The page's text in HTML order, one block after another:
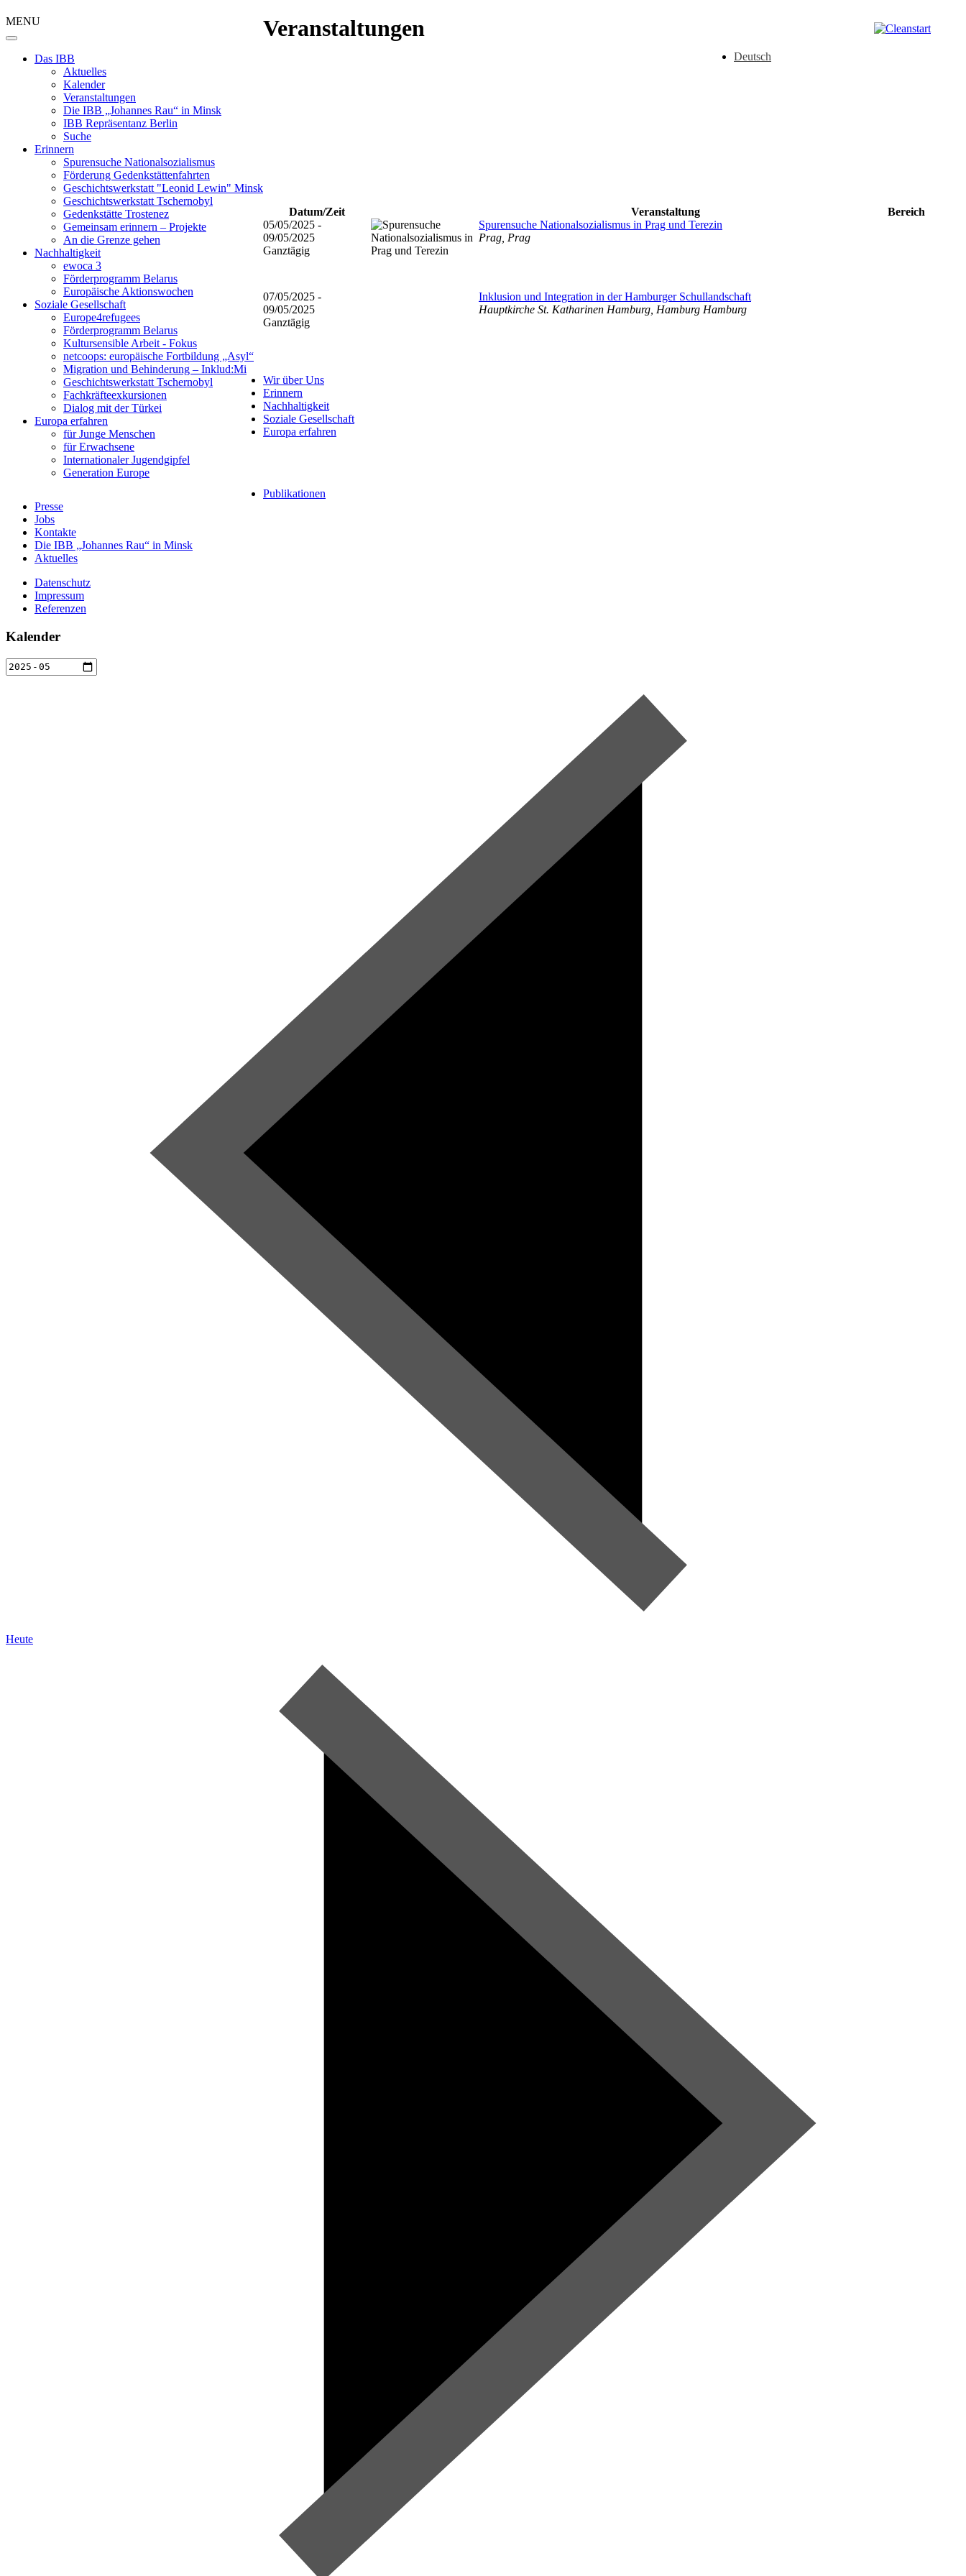
Deutsch
MENU
Das IBB
Aktuelles
Kalender
Veranstaltungen
Die IBB „Johannes Rau“ in Minsk
IBB Repräsentanz Berlin
Suche
Erinnern
Spurensuche Nationalsozialismus
Förderung Gedenkstättenfahrten
Geschichtswerkstatt "Leonid Lewin" Minsk
Geschichtswerkstatt Tschernobyl
Gedenkstätte Trostenez
Gemeinsam erinnern – Projekte
An die Grenze gehen
Nachhaltigkeit
ewoca 3
Förderprogramm Belarus
Europäische Aktionswochen
Soziale Gesellschaft
Europe4refugees
Förderprogramm Belarus
Kultursensible Arbeit - Fokus
netcoops: europäische Fortbildung „Asyl“
Migration und Behinderung – Inklud:Mi
Geschichtswerkstatt Tschernobyl
Fachkräfteexkursionen
Dialog mit der Türkei
Europa erfahren
für Junge Menschen
für Erwachsene
Internationaler Jugendgipfel
Generation Europe
Veranstaltungen
Datum/Zeit Veranstaltung
Bereich
05/05/2025 -
09/05/2025
Ganztägig
Spurensuche Nationalsozialismus in Prag und Terezin
Prag, Prag
07/05/2025 -
09/05/2025
Ganztägig
Inklusion und Integration in der Hamburger Schullandschaft
Hauptkirche St. Katharinen Hamburg, Hamburg Hamburg
Wir über Uns
Erinnern
Nachhaltigkeit
Soziale Gesellschaft
Europa erfahren
Publikationen
Presse
Jobs
Kontakte
Die IBB „Johannes Rau“ in Minsk
Aktuelles
Datenschutz
Impressum
Referenzen
Kalender
Heute